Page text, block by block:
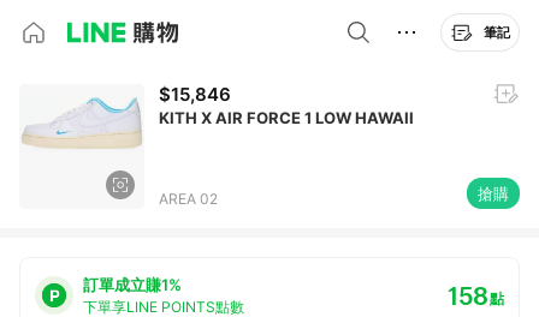
筆記
$15,846
KITH X AIR FORCE 1 LOW HAWAII
AREA 02 搶購
訂單成立賺1%
下單享LINE POINTS點數 158點